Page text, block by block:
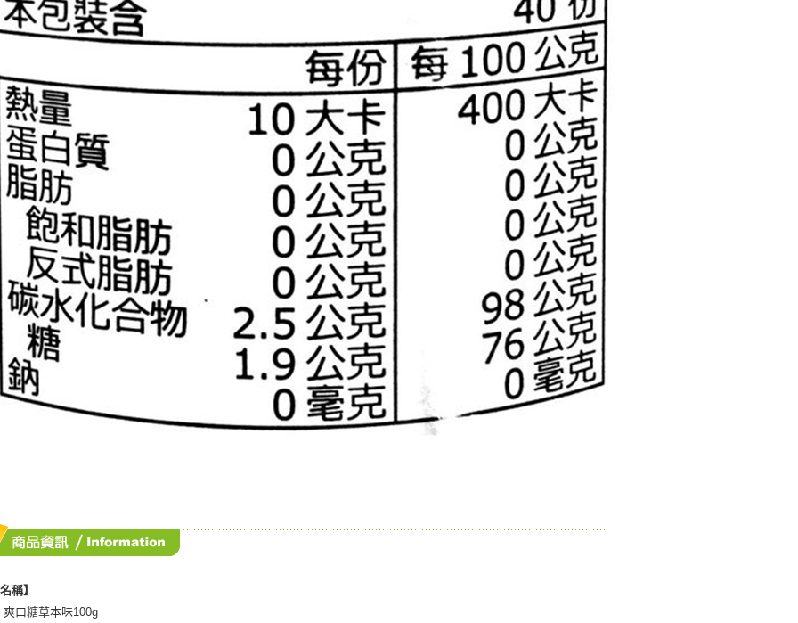
１．透過由恩沛科技股份有限公司提供之「AFTEE先享後付」服務完成之
交易，需依本服務之必要範圍內提供個人資料，並將交易相關給付款項請
求債權轉讓予恩沛科技股份有限公司。
２．關於個人資料處理事宜，請瀏覽以下網址：
https://aftee.tw/terms/#terms3
３．未成年的使用者請事先徵得法定代理人或監護人之同意方可使用
「AFTEE先享後付」，若未經同意申辦者引起之損失，本公司不負相關責
４．使用「AFTEE先享後付」時，將依據個別帳號之用戶狀況，依本公司
即時審查核予不同之上限額度；若仍有額度不足之情形，本公司將視審查
結果請求用戶進行身份認證。
５．嚴禁一人註冊多個帳號或使用他人資訊註冊。若發現惡意使用之情
形，恩沛科技股份有限公司將有權停止該用戶之使用額度並採取法律行
動。
稱】
爽口糖草本味100g